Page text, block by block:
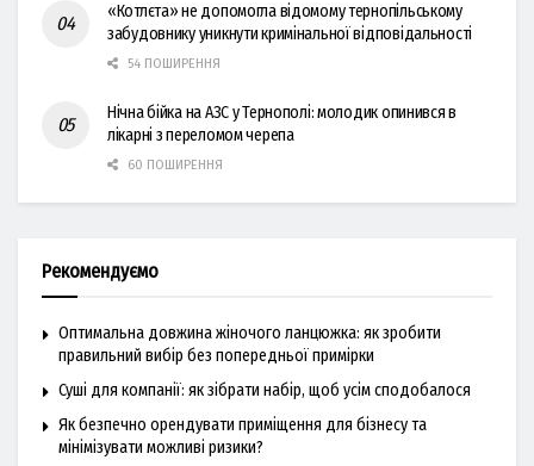
«Котлєта» не допомогла відомому тернопільському
забудовнику уникнути кримінальної відповідальності
54 ПОШИРЕННЯ
Нічна бійка на АЗС у Тернополі: молодик опинився в
лікарні з переломом черепа
60 ПОШИРЕННЯ
Рекомендуємо
Оптимальна довжина жіночого ланцюжка: як зробити
правильний вибір без попередньої примірки
Суші для компанії: як зібрати набір, щоб усім сподобалося
Як безпечно орендувати приміщення для бізнесу та
мінімізувати можливі ризики?